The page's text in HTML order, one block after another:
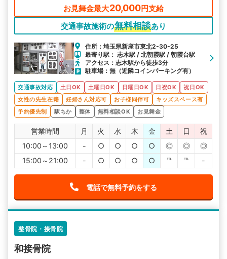
お見舞金最大20,000円支給
交通事故施術の無料相談あり
住所：埼玉県新座市東北2-30-25
最寄り駅： 志木駅 / 北朝霞駅 / 朝霞台駅
アクセス：志木駅から徒歩3分
駐車場：無（近隣コインパーキング有）
交通事故対応 土日OK 土曜日OK 日曜日OK 日祝OK
祝日OK
女性の先生在籍
妊婦さん対応可 お子様同伴可
キッズスペース有
予約優先制
駅ちか 整体 無料相談OK お見舞金
営業時間 月 火 水 木 金 土 日
祝
10:00～13:00
- ○ ○ ○ ○ ◎ ◎
◎
15:00～21:00
- ○ ○ ○ ○ ℡ ℡ -
電話で無料予約をする
整骨院・接骨院
和接骨院